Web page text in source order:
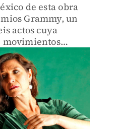
de esta obra
Grammy, un
actos cuya